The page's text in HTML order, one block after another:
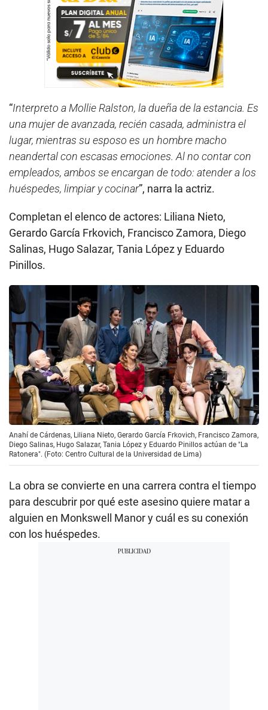
“Interpreto a Mollie Ralston, la dueña de la estancia. Es
una mujer de avanzada, recién casada, administra el
lugar, mientras su esposo es un hombre macho
neandertal con escasas emociones. Al no contar con
empleados, ambos se encargan de todo: atender a los
huéspedes, limpiar y cocinar”, narra la actriz.
Completan el elenco de actores: Liliana Nieto,
Gerardo García Frkovich, Francisco Zamora, Diego
Salinas, Hugo Salazar, Tania López y Eduardo
Pinillos.
Anahí de Cárdenas, Liliana Nieto, Gerardo García Frkovich, Francisco Zamora,
Diego Salinas, Hugo Salazar, Tania López y Eduardo Pinillos actúan de "La
Ratonera". (Foto: Centro Cultural de la Universidad de Lima)
La obra se convierte en una carrera contra el tiempo
para descubrir por qué este asesino quiere matar a
alguien en Monkswell Manor y cuál es su conexión
con los huéspedes.